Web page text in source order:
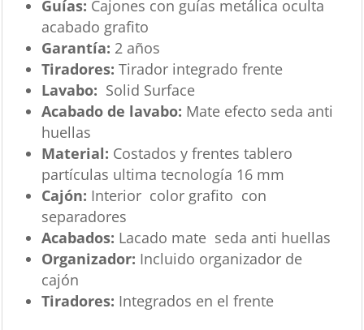
Guías: Cajones con guías metálica oculta
acabado grafito
Garantía: 2 años
Tiradores: Tirador integrado frente
Lavabo: Solid Surface
Acabado de lavabo: Mate efecto seda anti
huellas
Material: Costados y frentes tablero
partículas ultima tecnología 16 mm
Cajón: Interior color grafito con
separadores
Acabados: Lacado mate seda anti huellas
Organizador: Incluido organizador de
cajón
Tiradores: Integrados en el frente